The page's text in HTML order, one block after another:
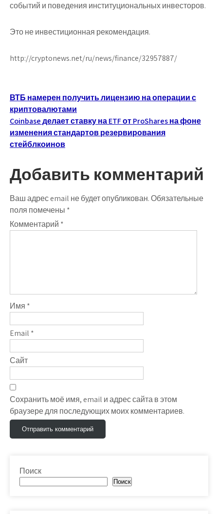
событий и поведения институциональных инвесторов.
Это не инвестиционная рекомендация.
http://cryptonews.net/ru/news/finance/32957887/
Навигация
по
записям
ВТБ намерен получить лицензию на операции с
криптовалютами
Coinbase делает ставку на ETF от ProShares на фоне
изменения стандартов резервирования
стейблкоинов
Добавить комментарий
Ваш адрес email не будет опубликован.Обязательные
поля помечены *
Комментарий *
Имя *
Email *
Сайт
Сохранить моё имя, email и адрес сайта в этом
браузере для последующих моих комментариев.
Поиск
Поиск